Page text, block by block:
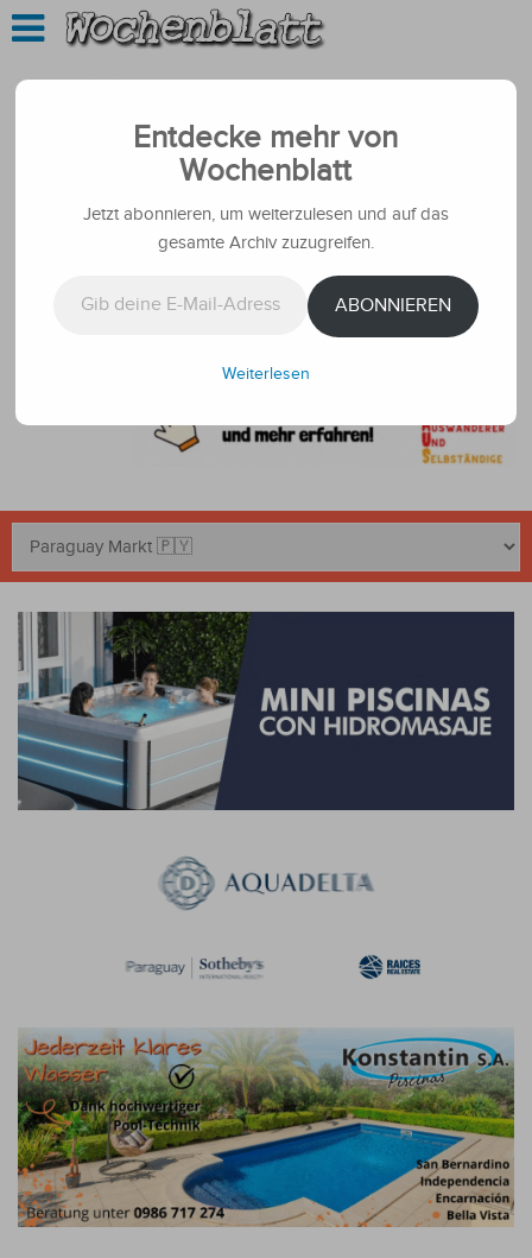
Entdecke mehr von
Wochenblatt
Jetzt abonnieren, um weiterzulesen und auf das
gesamte Archiv zuzugreifen.
ABONNIEREN
Weiterlesen